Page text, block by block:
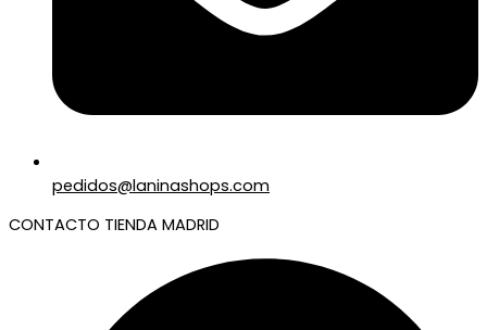
pedidos@laninashops.com
CONTACTO TIENDA MADRID